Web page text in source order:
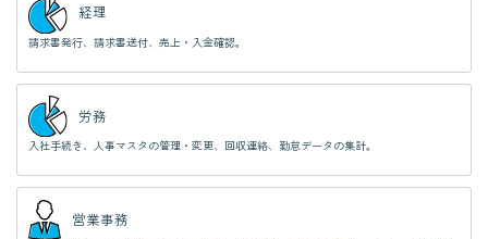
経理
請求書発行、請求書送付、売上・入金確認。
労務
入社手続き、人事マスタの管理・変更、回収連絡、勤怠データの集計。
営業事務